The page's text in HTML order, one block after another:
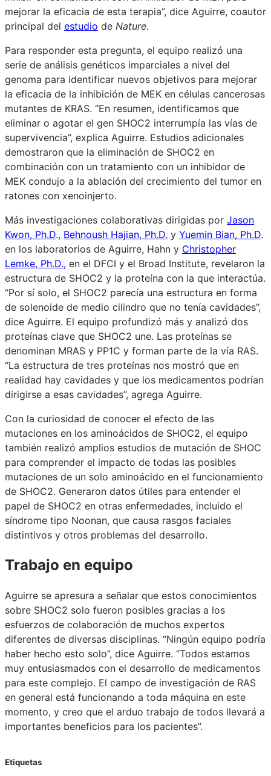
mejorar la eficacia de esta terapia”, dice Aguirre, coautor
principal del estudio de Nature.
Para responder esta pregunta, el equipo realizó una
serie de análisis genéticos imparciales a nivel del
genoma para identificar nuevos objetivos para mejorar
la eficacia de la inhibición de MEK en células cancerosas
mutantes de KRAS. “En resumen, identificamos que
eliminar o agotar el gen SHOC2 interrumpía las vías de
supervivencia”, explica Aguirre. Estudios adicionales
demostraron que la eliminación de SHOC2 en
combinación con un tratamiento con un inhibidor de
MEK condujo a la ablación del crecimiento del tumor en
ratones con xenoinjerto.
Más investigaciones colaborativas dirigidas por Jason
Kwon, Ph.D., Behnoush Hajian, Ph.D. y Yuemin Bian, Ph.D.
en los laboratorios de Aguirre, Hahn y Christopher
Lemke, Ph.D., en el DFCI y el Broad Institute, revelaron la
estructura de SHOC2 y la proteína con la que interactúa.
“Por sí solo, el SHOC2 parecía una estructura en forma
de solenoide de medio cilindro que no tenía cavidades”,
dice Aguirre. El equipo profundizó más y analizó dos
proteínas clave que SHOC2 une. Las proteínas se
denominan MRAS y PP1C y forman parte de la vía RAS.
“La estructura de tres proteínas nos mostró que en
realidad hay cavidades y que los medicamentos podrían
dirigirse a esas cavidades”, agrega Aguirre.
Con la curiosidad de conocer el efecto de las
mutaciones en los aminoácidos de SHOC2, el equipo
también realizó amplios estudios de mutación de SHOC
para comprender el impacto de todas las posibles
mutaciones de un solo aminoácido en el funcionamiento
de SHOC2. Generaron datos útiles para entender el
papel de SHOC2 en otras enfermedades, incluido el
síndrome tipo Noonan, que causa rasgos faciales
distintivos y otros problemas del desarrollo.
Trabajo en equipo
Aguirre se apresura a señalar que estos conocimientos
sobre SHOC2 solo fueron posibles gracias a los
esfuerzos de colaboración de muchos expertos
diferentes de diversas disciplinas. “Ningún equipo podría
haber hecho esto solo”, dice Aguirre. “Todos estamos
muy entusiasmados con el desarrollo de medicamentos
para este complejo. El campo de investigación de RAS
en general está funcionando a toda máquina en este
momento, y creo que el arduo trabajo de todos llevará a
importantes beneficios para los pacientes”.
Etiquetas